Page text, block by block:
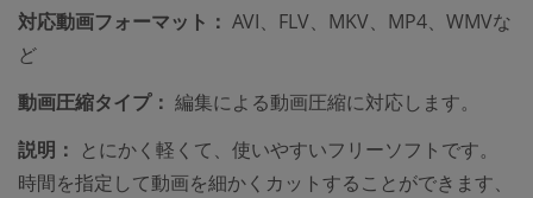
対応動画フォーマット： AVI、FLV、MKV、MP4、WMVな
ど
動画圧縮タイプ： 編集による動画圧縮に対応します。
説明： とにかく軽くて、使いやすいフリーソフトです。
時間を指定して動画を細かくカットすることができます、